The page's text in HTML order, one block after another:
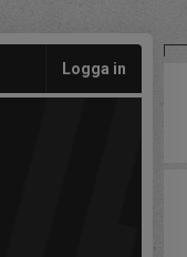
Logga in